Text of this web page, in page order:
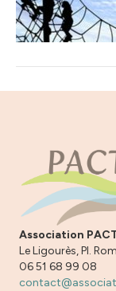
Association
Le Ligourès, Pl.
06 51 68 99 08